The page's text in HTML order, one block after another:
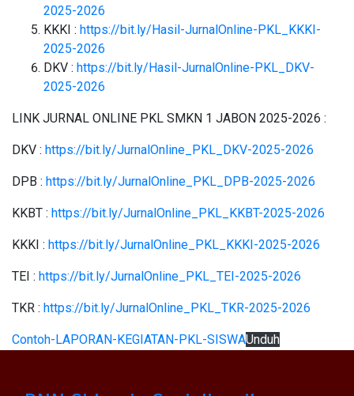
2025-2026
KKKI : https://bit.ly/Hasil-JurnalOnline-PKL_KKKI-
2025-2026
DKV : https://bit.ly/Hasil-JurnalOnline-PKL_DKV-
2025-2026
LINK JURNAL ONLINE PKL SMKN 1 JABON 2025-2026 :
DKV : https://bit.ly/JurnalOnline_PKL_DKV-2025-2026
DPB : https://bit.ly/JurnalOnline_PKL_DPB-2025-2026
KKBT : https://bit.ly/JurnalOnline_PKL_KKBT-2025-2026
KKKI : https://bit.ly/JurnalOnline_PKL_KKKI-2025-2026
TEI : https://bit.ly/JurnalOnline_PKL_TEI-2025-2026
TKR : https://bit.ly/JurnalOnline_PKL_TKR-2025-2026
Contoh-LAPORAN-KEGIATAN-PKL-SISWAUnduh